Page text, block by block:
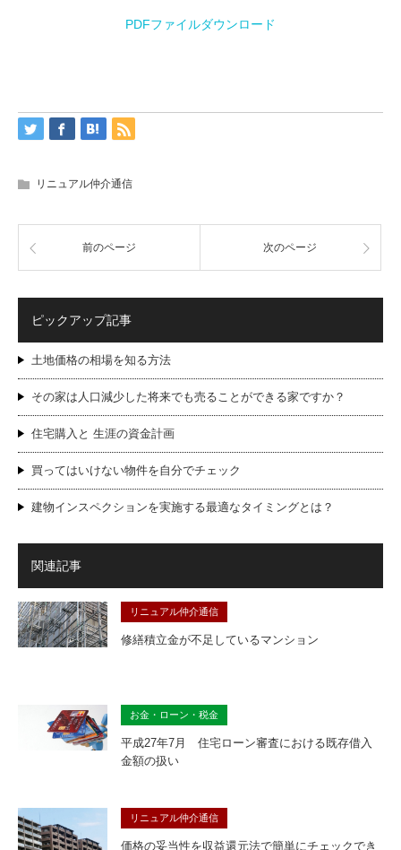
PDFファイルダウンロード
リニュアル仲介通信
前のページ 次のページ
ピックアップ記事
土地価格の相場を知る方法
その家は人口減少した将来でも売ることができる家ですか？
住宅購入と 生涯の資金計画
買ってはいけない物件を自分でチェック
建物インスペクションを実施する最適なタイミングとは？
関連記事
リニュアル仲介通信
修繕積立金が不足しているマンション
お金・ローン・税金
平成27年7月 住宅ローン審査における既存借入
金額の扱い
リニュアル仲介通信
価格の妥当性を収益還元法で簡単にチェックでき